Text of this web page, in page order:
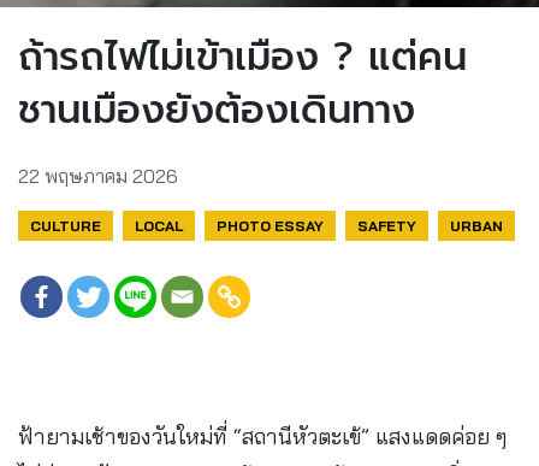
ถ้ารถไฟไม่เข้าเมือง ? แต่คน
ชานเมืองยังต้องเดินทาง
22 พฤษภาคม 2026
CULTURE LOCAL PHOTO ESSAY SAFETY URBAN
ฟ้ายามเช้าของวันใหม่ที่ “สถานีหัวตะเข้” แสงแดดค่อย ๆ